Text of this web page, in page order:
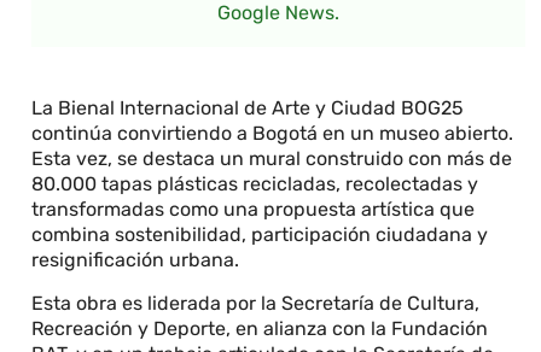
Google News.
La Bienal Internacional de Arte y Ciudad BOG25
continúa convirtiendo a Bogotá en un museo abierto.
Esta vez, se destaca un mural construido con más de
80.000 tapas plásticas recicladas, recolectadas y
transformadas como una propuesta artística que
combina sostenibilidad, participación ciudadana y
resignificación urbana.
Esta obra es liderada por la Secretaría de Cultura,
Recreación y Deporte, en alianza con la Fundación